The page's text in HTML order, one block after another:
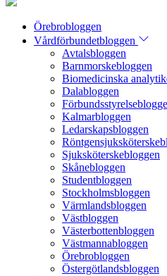
Örebrobloggen
Vårdförbundetbloggen
Avtalsbloggen
Barnmorskebloggen
Biomedicinska
Dalabloggen
Kalmarbloggen
Ledarskapsbloggen
Sjuksköterskebloggen
Skånebloggen
Studentbloggen
Stockholmsbloggen
Värmlandsbloggen
Västbloggen
Västerbottenbloggen
Västmannabloggen
Örebrobloggen
Östergötlandsbloggen